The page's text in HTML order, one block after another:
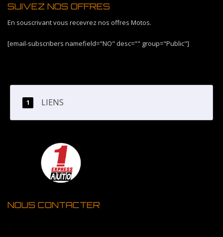
SUIVEZ NOS OFFRES
En souscrivant vous recevrez nos offres Motos.
[email-subscribers namefield="NO" desc="" group="Public"]
LIENS
NOUS CONTACTER